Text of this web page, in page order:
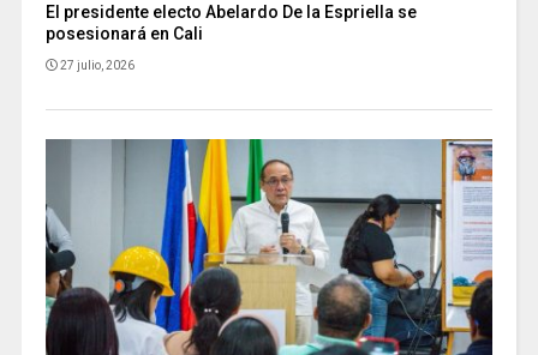
El presidente electo Abelardo De la Espriella se
posesionará en Cali
27 julio, 2026